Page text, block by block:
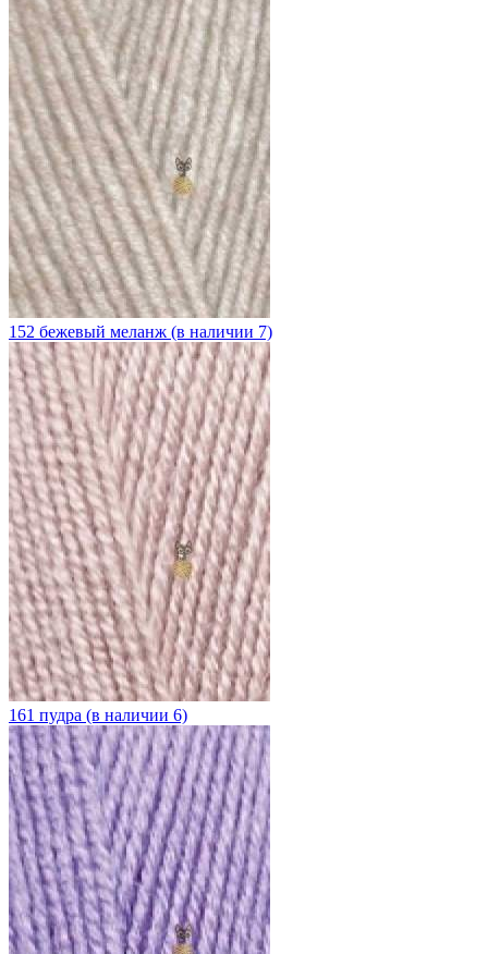
152 бежевый меланж (в наличии 7)
161 пудра (в наличии 6)